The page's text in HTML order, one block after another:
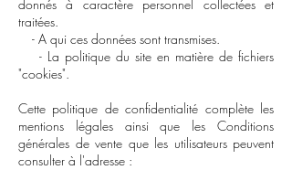
donnés à caractère personnel collectées et
traitées.
- A qui ces données sont transmises.
- La politique du site en matière de fichiers
"cookies".
Cette politique de confidentialité complète les
mentions légales ainsi que les Conditions
générales de vente que les utilisateurs peuvent
consulter à l'adresse :